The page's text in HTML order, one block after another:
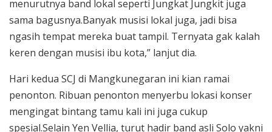
menurutnya band lokal seperti Jungkat Jungkit juga
sama bagusnya.Banyak musisi lokal juga, jadi bisa
ngasih tempat mereka buat tampil. Ternyata gak kalah
keren dengan musisi ibu kota,” lanjut dia.
Hari kedua SCJ di Mangkunegaran ini kian ramai
penonton. Ribuan penonton menyerbu lokasi konser
mengingat bintang tamu kali ini juga cukup
spesial.Selain Yen Vellia, turut hadir band asli Solo yakni